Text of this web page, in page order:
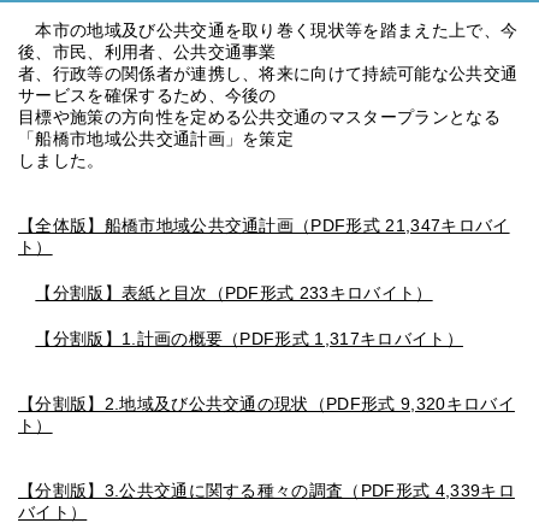
本市の地域及び公共交通を取り巻く現状等を踏まえた上で、今
後、市民、利用者、公共交通事業
者、行政等の関係者が連携し、将来に向けて持続可能な公共交通
サービスを確保するため、今後の
目標や施策の方向性を定める公共交通のマスタープランとなる
「船橋市地域公共交通計画」を策定
しました。
【全体版】船橋市地域公共交通計画（PDF形式 21,347キロバイ
ト）
【分割版】表紙と目次（PDF形式 233キロバイト）
【分割版】1.計画の概要（PDF形式 1,317キロバイト）
【分割版】2.地域及び公共交通の現状（PDF形式 9,320キロバイ
ト）
【分割版】3.公共交通に関する種々の調査（PDF形式 4,339キロ
バイト）